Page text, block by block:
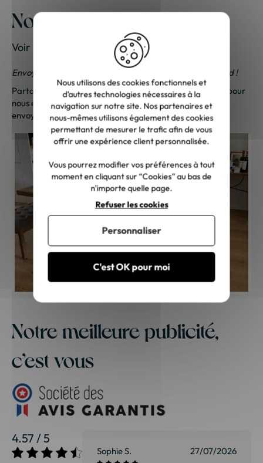
Nos meubles chez vous
Voir les photos de nos clients
Envoyez-nous vos photos ; une petite surprise vous attend !
Partagez vos photos et recevez une surprise ! Cliquez ici
pour
nous envoyer vos photos. Une petite attention vous sera
envoyée sous 48h à 72h ouvrées. Merci de votre fidélité !
Notre meilleure publicité,
c’est vous
4.57 / 5
27/07/2026 Sophie S. 27/07/2026
Nous utilisons des cookies fonctionnels et
d’autres technologies nécessaires à la
navigation sur notre site. Nos partenaires et
nous-mêmes utilisons également des cookies
permettant de mesurer le trafic afin de vous
offrir une expérience client personnalisée.
Vous pourrez modifier vos préférences à tout
moment en cliquant sur “Cookies” au bas de
n'importe quelle page.
C'est OK pour moi
Refuser les cookies
Personnaliser